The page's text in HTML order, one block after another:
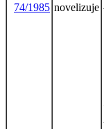
74/1985 novelizuje